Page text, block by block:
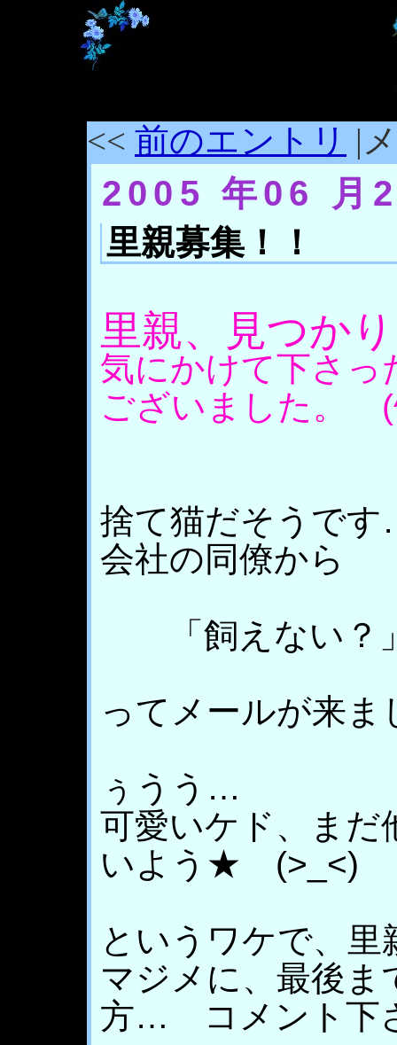
<< 前のエントリ |
2005 年06 月
里親募集！！
里親、見つか
気にかけて下さっ
ございました。
捨て猫だそうで
会社の同僚から
「飼えない？
ってメールが来ま
ぅうう…
可愛いケド、まだ
いよう★ (>_<)
というワケで、
マジメに、最後ま
方… コメント下